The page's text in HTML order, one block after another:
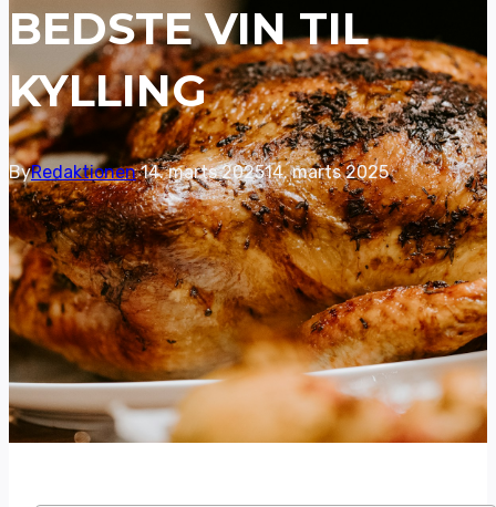
BEDSTE VIN TIL
KYLLING
ByRedaktionen 14. marts 202514. marts 2025